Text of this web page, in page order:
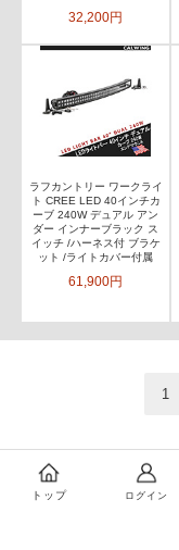
32,200円
ラフカントリー ワークライ
ト CREE LED 40インチカ
ーブ 240W デュアル アン
ダー インナーブラック ス
イッチ /ハーネス付 ブラケ
ット /ライトカバー付属
61,900円
1
トップ ログイン